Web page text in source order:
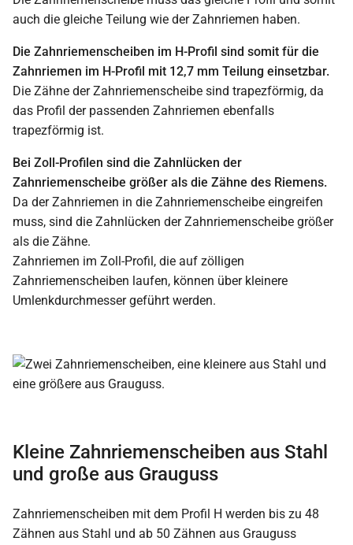
auch die gleiche Teilung wie der Zahnriemen haben.
Die Zahnriemenscheiben im H-Profil sind somit für die
Zahnriemen im H-Profil mit 12,7 mm Teilung einsetzbar.
Die Zähne der Zahnriemenscheibe sind trapezförmig, da
das Profil der passenden Zahnriemen ebenfalls
trapezförmig ist.
Bei Zoll-Profilen sind die Zahnlücken der
Zahnriemenscheibe größer als die Zähne des Riemens.
Da der Zahnriemen in die Zahnriemenscheibe eingreifen
muss, sind die Zahnlücken der Zahnriemenscheibe größer
als die Zähne.
Zahnriemen im Zoll-Profil, die auf zölligen
Zahnriemenscheiben laufen, können über kleinere
Umlenkdurchmesser geführt werden.
Kleine Zahnriemenscheiben aus Stahl
und große aus Grauguss
Zahnriemenscheiben mit dem Profil H werden bis zu 48
Zähnen aus Stahl und ab 50 Zähnen aus Grauguss